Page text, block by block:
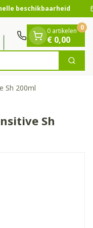
beschikbaarheid
Zoek
0 artikelen
€ 0,00
0
Sh 200ml
Sh